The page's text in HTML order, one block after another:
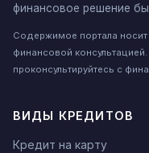
финансовое решение
Содержимое портала
финансовой
проконсультируйтесь с
ВИДЫ КРЕДИТОВ
Кредит на карту